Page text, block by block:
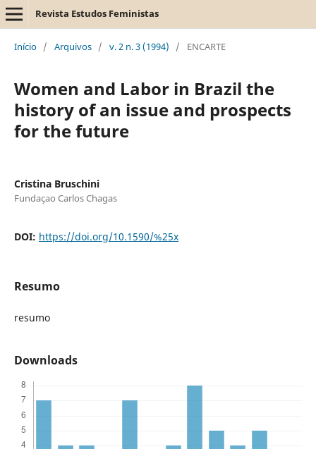
Revista Estudos Feministas
Início / Arquivos / v. 2 n. 3 (1994) / ENCARTE
Women and Labor in Brazil the
history of an issue and prospects
for the future
Cristina Bruschini
Fundaçao Carlos Chagas
DOI: https://doi.org/10.1590/%25x
Resumo
resumo
Downloads